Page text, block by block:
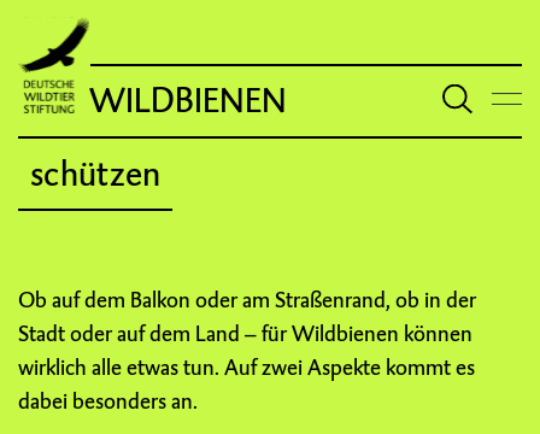
WILDBIENEN
schützen
Ob auf dem Balkon oder am Straßenrand, ob in der
Stadt oder auf dem Land – für Wildbienen können
wirklich alle etwas tun. Auf zwei Aspekte kommt es
dabei besonders an.